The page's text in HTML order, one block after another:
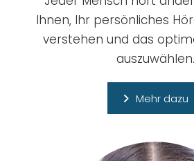
Ihnen, Ihr persönliches
verstehen und das
auszuwählen.
Mehr dazu